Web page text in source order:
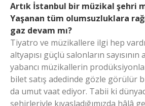
Artık İstanbul bir müzikal şehri
Yaşanan tüm olumsuzluklara
gaz devam mı?
Tiyatro ve müzikallere ilgi hep
altyapısı güçlü salonların
yabancı müzikallerin
bilet satış adedinde gözle görülür
da umut vaat ediyor. Tabii ki
şehirleriyle kıyasladığımızda hâlâ